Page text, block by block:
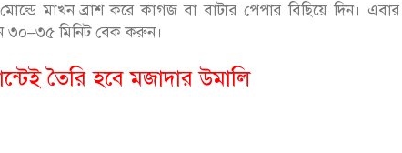
মাখন ব্রাশ করে কাগজ বা বাটার পেপার বিছিয়ে দিন। এবার
৩০–৩৫ মিনিট বেক করুন।
তৈরি হবে মজাদার উমালি